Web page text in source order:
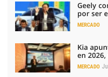
Geely
por ser
MERCADO
Kia
en 2026,
MERCADO